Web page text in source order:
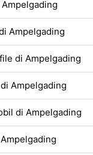
Ampelgading
di Ampelgading
Ampelgading
di Ampelgading